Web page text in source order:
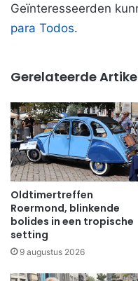
Geïnteresseerden
para Todos.
Gerelateerde
Oldtimertreffen
Roermond, blinkende
bolides in een tropische
setting
9 augustus 2026